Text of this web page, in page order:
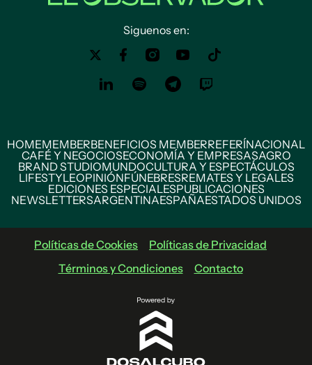
Siguenos en:
HOMEMEMBERBENEFICIOS MEMBERREFERÍNACIONAL
CAFÉ Y NEGOCIOSECONOMÍA Y EMPRESASAGRO
BRAND STUDIOMUNDOCULTURA Y ESPECTÁCULOS
LIFESTYLEOPINIÓNFÚNEBRESREMATES Y LEGALES
EDICIONES ESPECIALESPUBLICACIONES
NEWSLETTERSARGENTINAESPAÑAESTADOS UNIDOS
Políticas de Cookies
Políticas de Privacidad
Términos y Condiciones
Contacto